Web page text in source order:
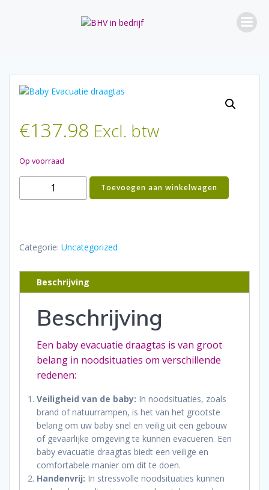
€137.98 Excl. btw
Op voorraad
evacuatie
Toevoegen aan winkelwagen
Categorie: Uncategorized
Beschrijving
Beschrijving
Een baby evacuatie draagtas is van groot
belang in noodsituaties om verschillende
redenen:
Veiligheid van de baby: In noodsituaties, zoals
brand of natuurrampen, is het van het grootste
belang om uw baby snel en veilig uit een gebouw
of gevaarlijke omgeving te kunnen evacueren. Een
baby evacuatie draagtas biedt een veilige en
comfortabele manier om dit te doen.
Handenvrij: In stressvolle noodsituaties kunnen